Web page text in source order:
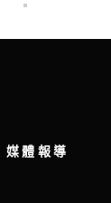
媒體報導